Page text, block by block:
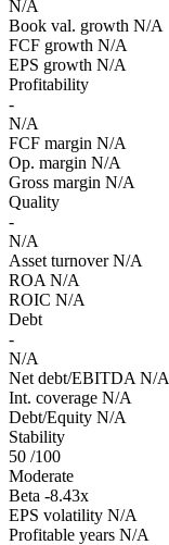
N/A
Book val. growth N/A
FCF growth N/A
EPS growth N/A
Profitability
-
N/A
FCF margin N/A
Op. margin N/A
Gross margin N/A
Quality
-
N/A
Asset turnover N/A
ROA N/A
ROIC N/A
Debt
-
N/A
Net debt/EBITDA N/A
Int. coverage N/A
Debt/Equity N/A
Stability
50 /100
Moderate
Beta -8.43x
EPS volatility N/A
Profitable years N/A